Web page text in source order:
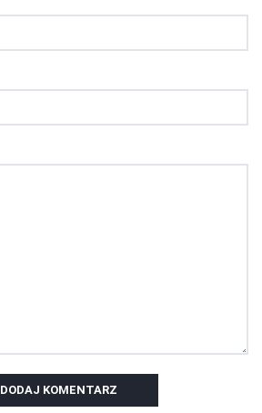
DODAJ KOMENTARZ